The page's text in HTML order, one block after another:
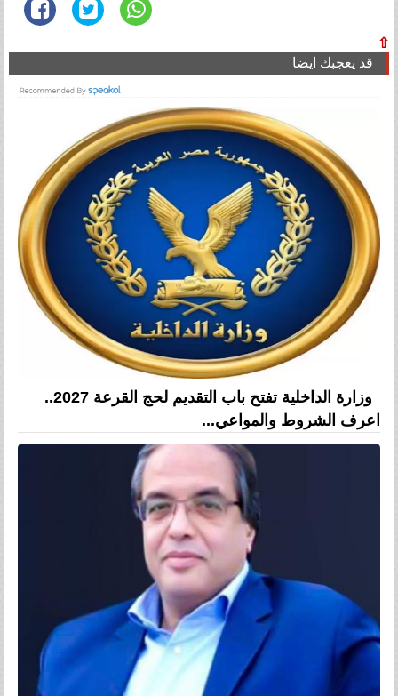
⇧
قد يعجبك ايضا
وزارة الداخلية تفتح باب التقديم لحج القرعة 2027..
اعرف الشروط والمواعي...